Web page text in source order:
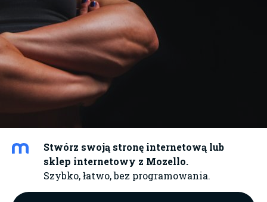
Stwórz swoją stronę internetową lub
sklep internetowy z Mozello.
Szybko, łatwo, bez programowania.